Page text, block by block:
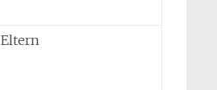
Eltern